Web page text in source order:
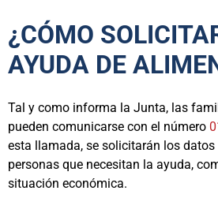
¿CÓMO
AYUDA DE
Tal y como informa la Junta, las
pueden comunicarse con el número
esta llamada, se solicitarán los
personas que necesitan la ayuda,
situación económica.